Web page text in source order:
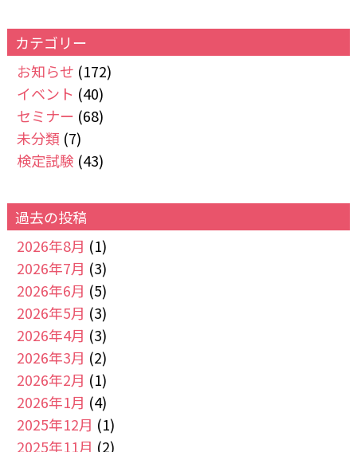
カテゴリー
お知らせ (172)
イベント (40)
セミナー (68)
未分類 (7)
検定試験 (43)
過去の投稿
2026年8月 (1)
2026年7月 (3)
2026年6月 (5)
2026年5月 (3)
2026年4月 (3)
2026年3月 (2)
2026年2月 (1)
2026年1月 (4)
2025年12月 (1)
2025年11月 (2)